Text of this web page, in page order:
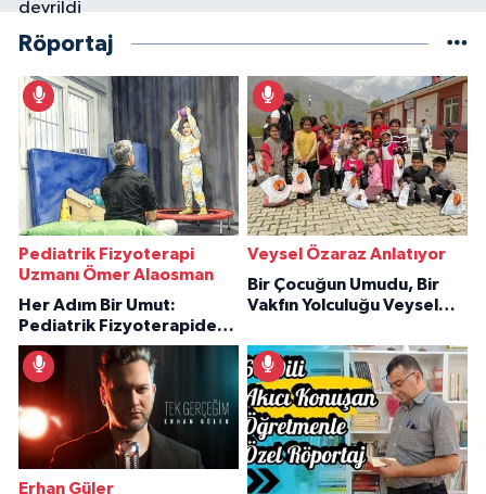
Röportaj
Pediatrik Fizyoterapi
Uzmanı Ömer Alaosman
Her Adım Bir Umut:
Pediatrik Fizyoterapiden
İlham Veren Hikâyeler
Veysel Özaraz Anlatıyor
Bir Çocuğun Umudu, Bir
Vakfın Yolculuğu Veysel
Erhan Güler